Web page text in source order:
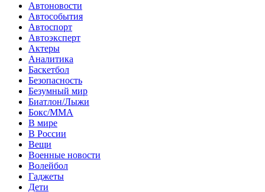
Автоновости
Автособытия
Автоспорт
Автоэксперт
Актеры
Аналитика
Баскетбол
Безопасность
Безумный мир
Биатлон/Лыжи
Бокс/MMA
В мире
В России
Вещи
Военные новости
Волейбол
Гаджеты
Дети